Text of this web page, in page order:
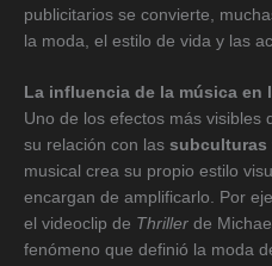
publicitarios se convierte,
la moda, el estilo de vida y las
La influencia de la música en
Uno de los efectos más visibles
su relación con las subculturas
musical crea su propio estilo
encargan de amplificarlo. Por
el videoclip de Thriller de
fenómeno que definió la moda